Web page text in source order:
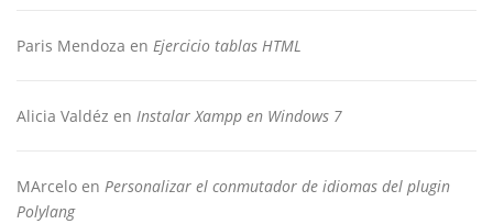
Paris Mendoza en Ejercicio tablas HTML
Alicia Valdéz en Instalar Xampp en Windows 7
MArcelo en Personalizar el conmutador de idiomas del plugin
Polylang